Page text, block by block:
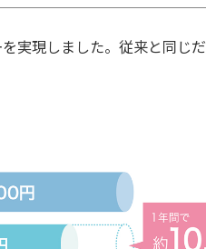
実現しました。従来と同じ